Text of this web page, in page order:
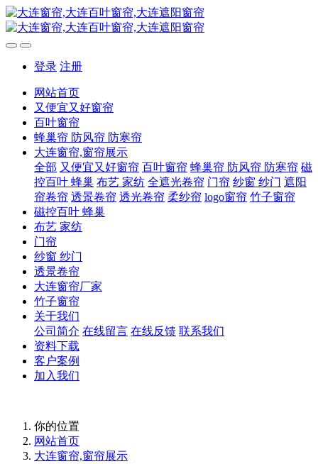
登录 注册
网站首页
又便宜又好窗帘
百叶窗帘
蜂巢帘 防风帘 防寒帘
大连窗帘,窗帘展示
全部 又便宜又好窗帘 百叶窗帘 蜂巢帘 防风帘 防寒帘 磁
控百叶 蜂巢 布艺 家纺 全遮光卷帘 门帘 纱窗 纱门 遮阳
帘卷帘 透景卷帘 透光卷帘 柔纱帘 logo窗帘 竹子窗帘
磁控百叶 蜂巢
布艺 家纺
门帘
纱窗 纱门
透景卷帘
大连窗帘厂家
竹子窗帘
关于我们
公司简介 在线留言 在线反馈 联系我们
资料下载
客户案例
加入我们
你的位置
网站首页
大连窗帘,窗帘展示